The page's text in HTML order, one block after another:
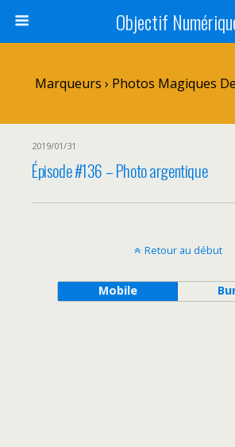
Objectif
Marqueurs › Photos Magiques
2019/01/31
Épisode #136 – Photo argentique
Retour au début
Mobile